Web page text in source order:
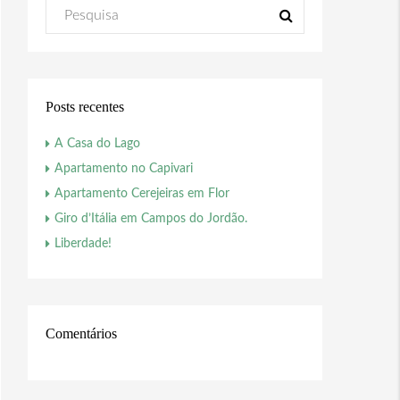
Posts recentes
A Casa do Lago
Apartamento no Capivari
Apartamento Cerejeiras em Flor
Giro d’Itália em Campos do Jordão.
Liberdade!
Comentários